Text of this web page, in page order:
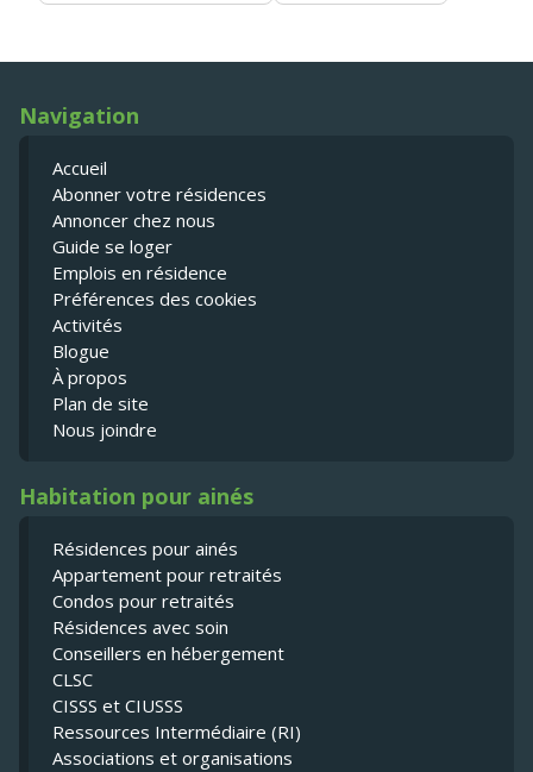
Navigation
Accueil
Abonner votre résidences
Annoncer chez nous
Guide se loger
Emplois en résidence
Préférences des cookies
Activités
Blogue
À propos
Plan de site
Nous joindre
Habitation pour ainés
Résidences pour ainés
Appartement pour retraités
Condos pour retraités
Résidences avec soin
Conseillers en hébergement
CLSC
CISSS et CIUSSS
Ressources Intermédiaire (RI)
Associations et organisations